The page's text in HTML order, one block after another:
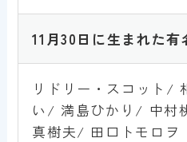
11月30日 に生まれた有
リドリー・スコット/
い/ 満島ひかり/ 中村
真樹夫/ 田口トモロヲ